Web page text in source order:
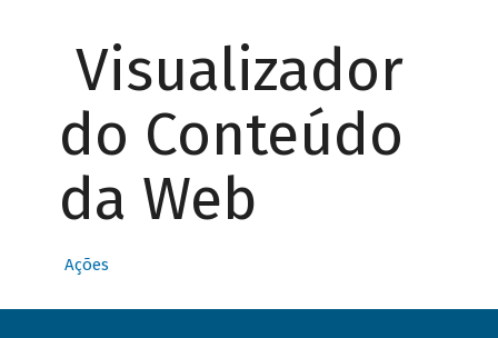
Visualizador
do Conteúdo
da Web
Ações